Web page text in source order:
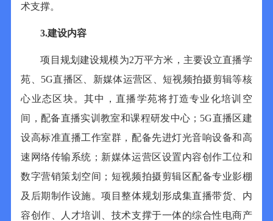
术支撑。
3.建设内容
项目规划建设规模为2万平方米，主要设立直播学
苑、 5G直播区、新媒体运营区、短视频拍摄剪辑等核
心业态区块。其中，直播学苑将打造专业化培训空
间，配备直播实训教室和课程研发中心； 5G直播区建
设高标准直播工作室群，配备先进灯光音响设备和高
速网络传输系统；新媒体运营区设置内容创作工位和
数字营销策划空间；短视频拍摄剪辑区配备专业影棚
及后期制作设施。项目整体规划形成集直播带货、内
容创作、人才培训、技术支撑于一体的综合性电商产